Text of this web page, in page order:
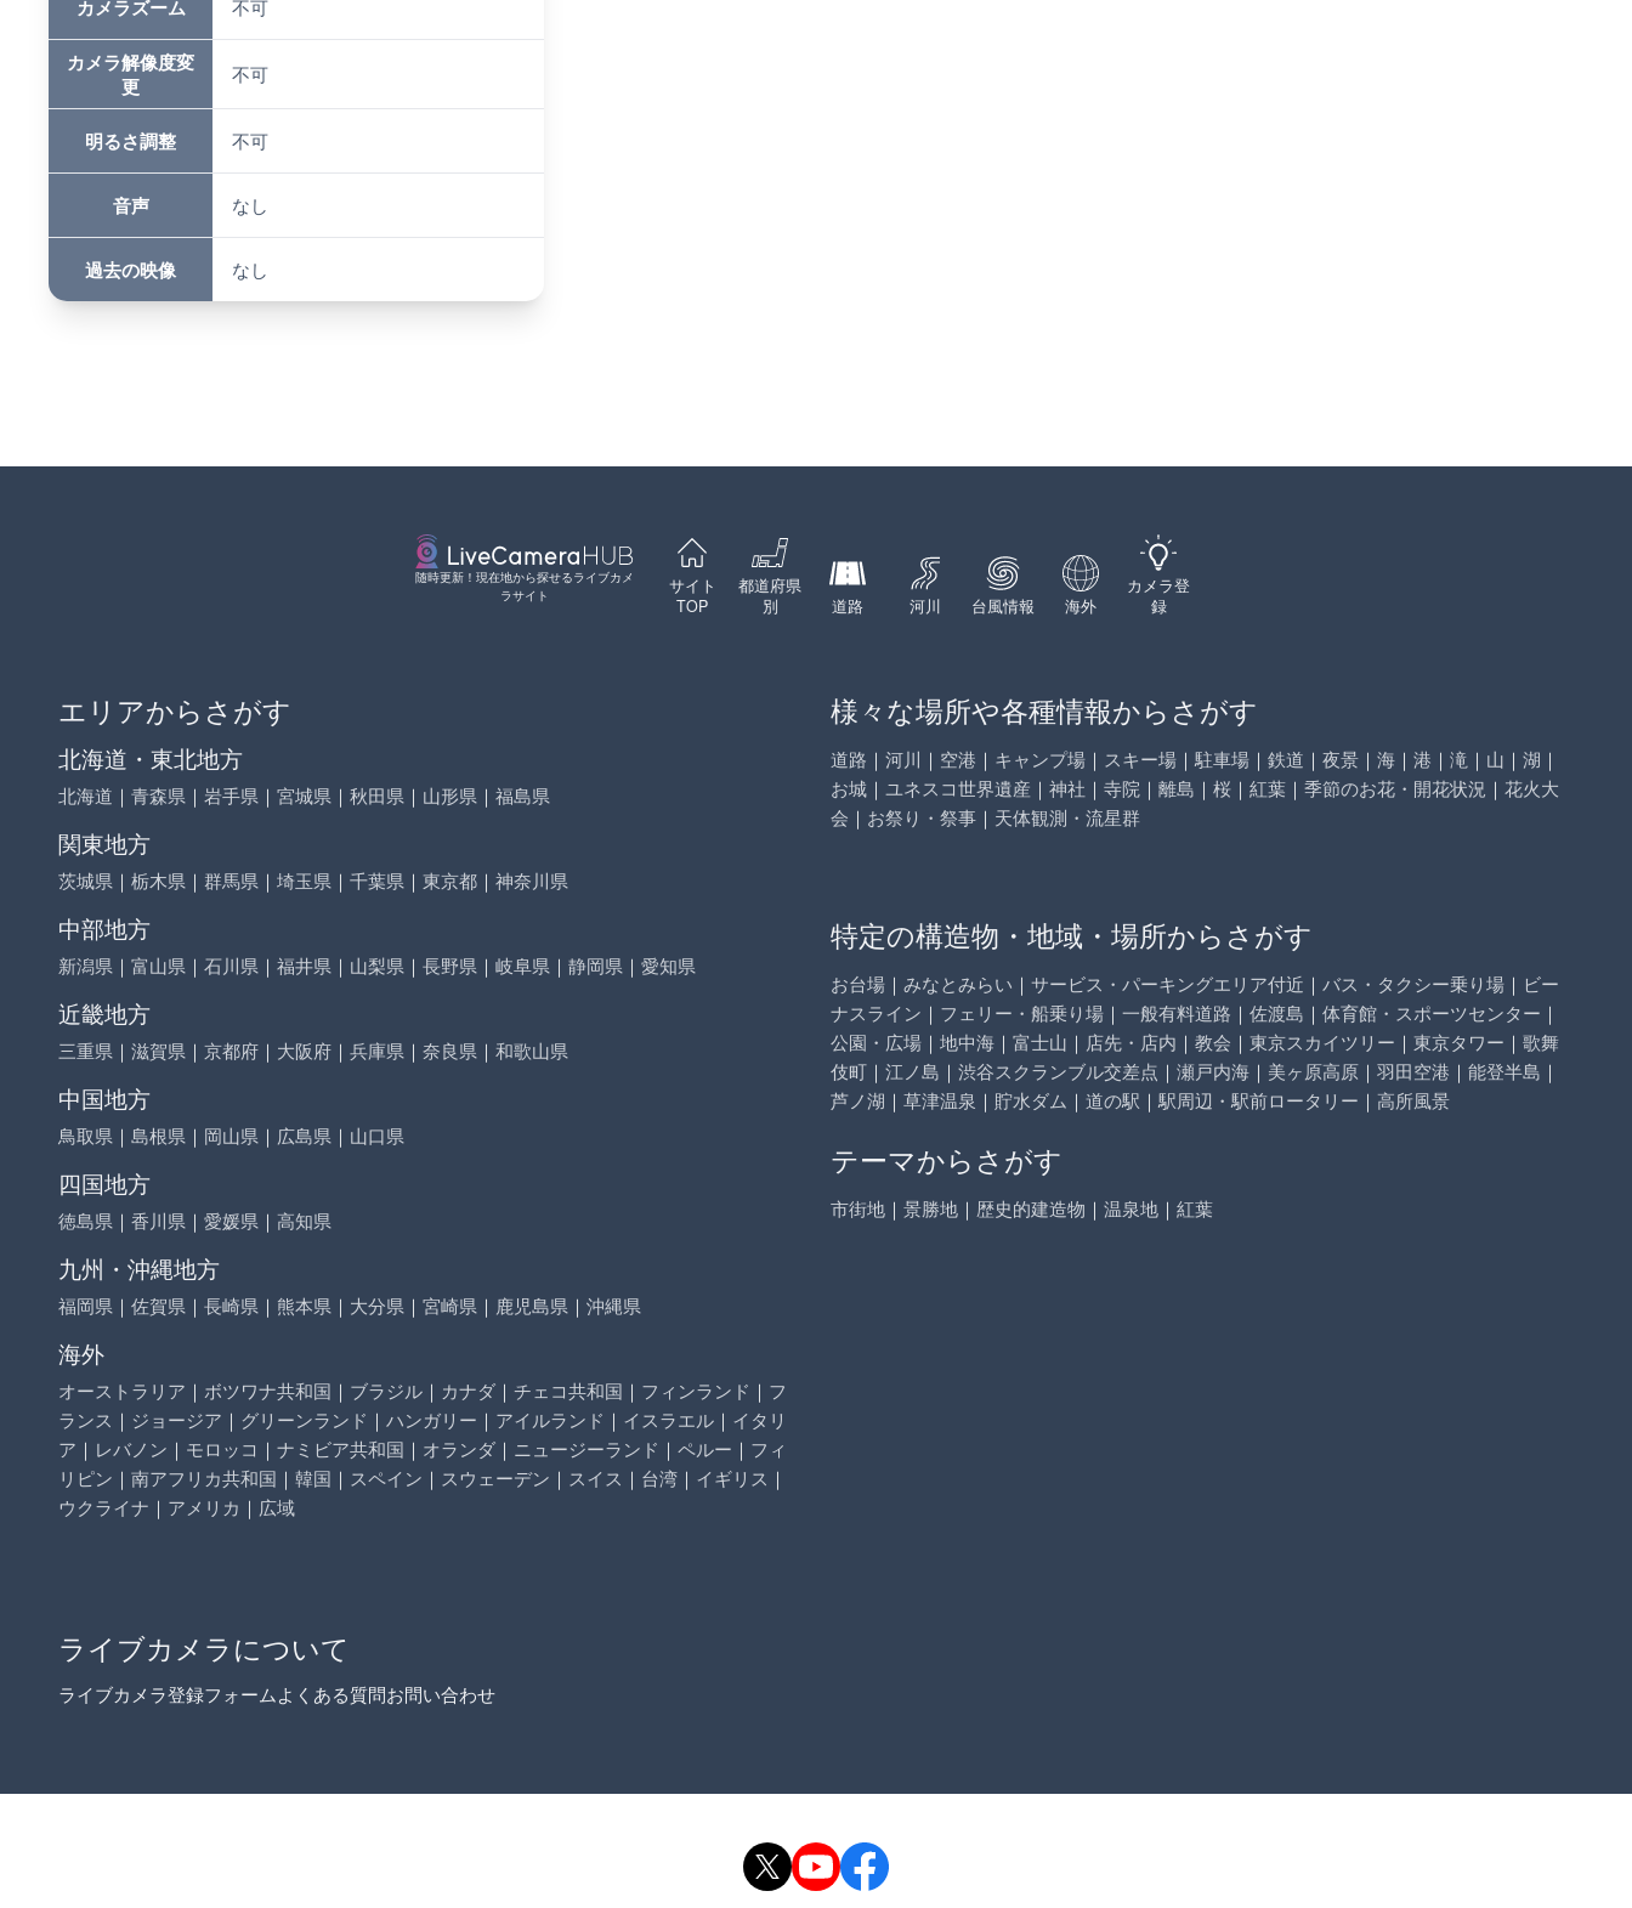
カメラズーム 不可
カメラ解像度変
更
不可
明るさ調整 不可
音声 なし
過去の映像 なし
随時更新！現在地から探せるライブカメ
ラサイト
サイト
TOP
都道府県
別
道路 河川 台風情報 海外
カメラ登
録
エリアからさがす
北海道・東北地方
北海道 ｜ 青森県 ｜ 岩手県 ｜ 宮城県 ｜ 秋田県 ｜ 山形県 ｜ 福島県
関東地方
茨城県 ｜ 栃木県 ｜ 群馬県 ｜ 埼玉県 ｜ 千葉県 ｜ 東京都 ｜ 神奈川県
中部地方
新潟県 ｜ 富山県 ｜ 石川県 ｜ 福井県 ｜ 山梨県 ｜ 長野県 ｜ 岐阜県 ｜ 静岡県 ｜ 愛知県
近畿地方
三重県 ｜ 滋賀県 ｜ 京都府 ｜ 大阪府 ｜ 兵庫県 ｜ 奈良県 ｜ 和歌山県
中国地方
鳥取県 ｜ 島根県 ｜ 岡山県 ｜ 広島県 ｜ 山口県
四国地方
徳島県 ｜ 香川県 ｜ 愛媛県 ｜ 高知県
九州・沖縄地方
福岡県 ｜ 佐賀県 ｜ 長崎県 ｜ 熊本県 ｜ 大分県 ｜ 宮崎県 ｜ 鹿児島県 ｜ 沖縄県
海外
オーストラリア ｜ ボツワナ共和国 ｜ ブラジル ｜ カナダ ｜ チェコ共和国 ｜ フィンランド ｜ フ
ランス ｜ ジョージア ｜ グリーンランド ｜ ハンガリー ｜ アイルランド ｜ イスラエル ｜ イタリ
ア ｜ レバノン ｜ モロッコ ｜ ナミビア共和国 ｜ オランダ ｜ ニュージーランド ｜ ペルー ｜ フィ
リピン ｜ 南アフリカ共和国 ｜ 韓国 ｜ スペイン ｜ スウェーデン ｜ スイス ｜ 台湾 ｜ イギリス ｜
ウクライナ ｜ アメリカ ｜ 広域
様々な場所や各種情報からさがす
道路 ｜ 河川 ｜ 空港 ｜ キャンプ場 ｜ スキー場 ｜ 駐車場 ｜ 鉄道 ｜ 夜景 ｜ 海 ｜ 港 ｜ 滝 ｜ 山 ｜ 湖 ｜
お城 ｜ ユネスコ世界遺産 ｜ 神社 ｜ 寺院 ｜ 離島 ｜ 桜 ｜ 紅葉 ｜ 季節のお花・開花状況 ｜ 花火大
会 ｜ お祭り・祭事 ｜ 天体観測・流星群
特定の構造物・地域・場所からさがす
お台場 ｜ みなとみらい ｜ サービス・パーキングエリア付近 ｜ バス・タクシー乗り場 ｜ ビー
ナスライン ｜ フェリー・船乗り場 ｜ 一般有料道路 ｜ 佐渡島 ｜ 体育館・スポーツセンター ｜
公園・広場 ｜ 地中海 ｜ 富士山 ｜ 店先・店内 ｜ 教会 ｜ 東京スカイツリー ｜ 東京タワー ｜ 歌舞
伎町 ｜ 江ノ島 ｜ 渋谷スクランブル交差点 ｜ 瀬戸内海 ｜ 美ヶ原高原 ｜ 羽田空港 ｜ 能登半島 ｜
芦ノ湖 ｜ 草津温泉 ｜ 貯水ダム ｜ 道の駅 ｜ 駅周辺・駅前ロータリー ｜ 高所風景
テーマからさがす
市街地 ｜ 景勝地 ｜ 歴史的建造物 ｜ 温泉地 ｜ 紅葉
ライブカメラについて
ライブカメラ登録フォームよくある質問お問い合わせ